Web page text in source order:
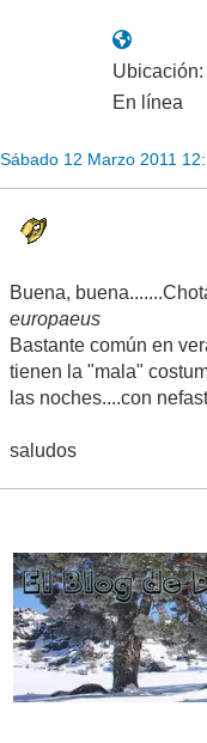
Ubicación:
En línea
Sábado 12 Marzo 2011
Buena,
europaeus
Bastante común en
tienen la "mala"
las noches....con
saludos